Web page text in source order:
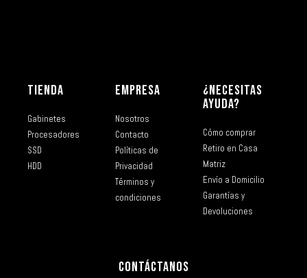
TIENDA
Gabinetes
Procesadores
SSD
HDD
EMPRESA
Nosotros
Contacto
Políticas de
Privacidad
Términos y
condiciones
¿NECESITAS
AYUDA?
Cómo comprar
Retiro en Casa
Matriz
Envío a Domicilio
Garantías y
Devoluciones
CONTÁCTANOS